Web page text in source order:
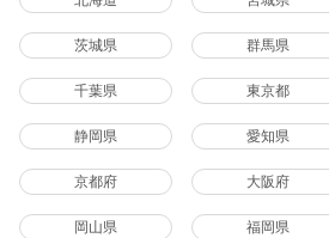
茨城県 群馬県
千葉県 東京都
静岡県 愛知県
京都府 大阪府
岡山県 福岡県